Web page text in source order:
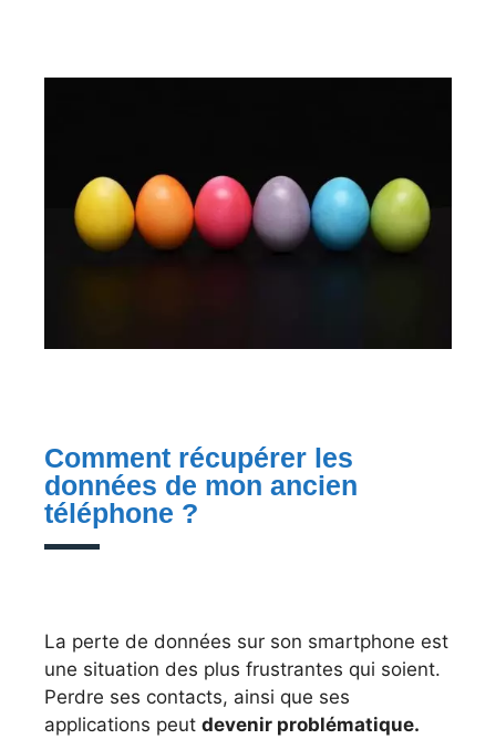
Comment récupérer les
données de mon ancien
téléphone ?
La perte de données sur son smartphone est
une situation des plus frustrantes qui soient.
Perdre ses contacts, ainsi que ses
applications peut devenir problématique.